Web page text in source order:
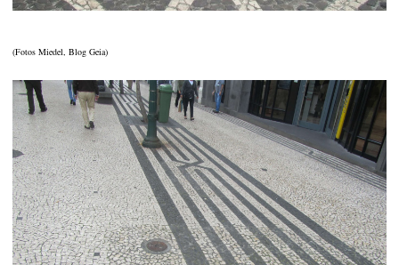
(Fotos Miedel, Blog Geia)